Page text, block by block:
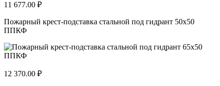
11 677.00 ₽
Пожарный крест-подставка стальной под гидрант 50х50
ППКФ
12 370.00 ₽